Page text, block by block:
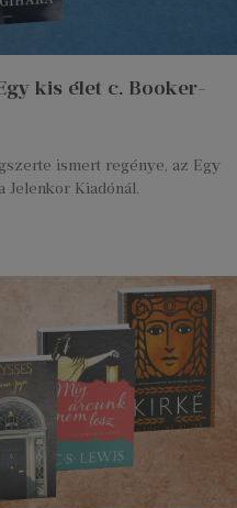
kis élet c. Booker-
ismert regénye, az Egy
Jelenkor Kiadónál.